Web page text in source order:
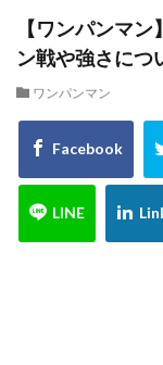
【ワンパンマ
ン戦や強さにつ
ワンパンマン